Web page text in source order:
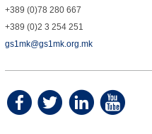
+389 (0)78 280 667
+389 (0)2 3 254 251
gs1mk@gs1mk.org.mk